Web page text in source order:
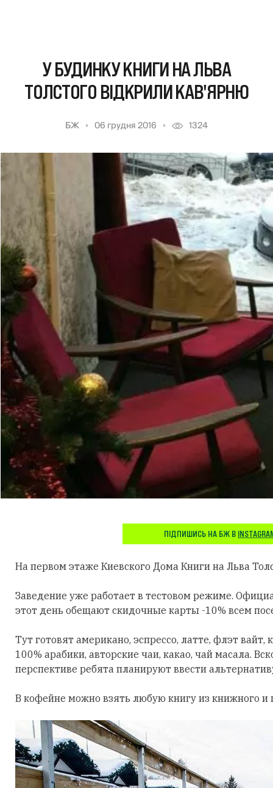
У БУДИНКУ КНИГИ НА ЛЬВА
ТОЛСТОГО ВІДКРИЛИ КАВ'ЯРНЮ
БЖ 06 грудня 2016 1324
ПІДПИШИСЬ НА БЖ В
На первом этаже Киевского Дома Книги на Льва
Заведение уже работает в тестовом режиме.
этот день обещают скидочные карты -10% всем
Тут готовят американо, эспрессо, латте, флэт
100% арабики, авторские чаи, какао, чай масала.
перспективе ребята планируют ввести
В кофейне можно взять любую книгу из книжного и